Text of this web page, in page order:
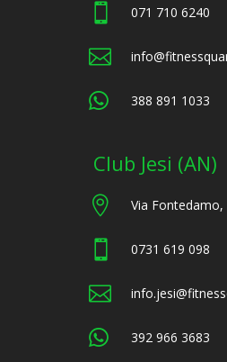
 071 710 6240

 388 891 1033
Club Jesi (AN)
 Via Fontedamo,
 0731 619 098

 392 966 3683